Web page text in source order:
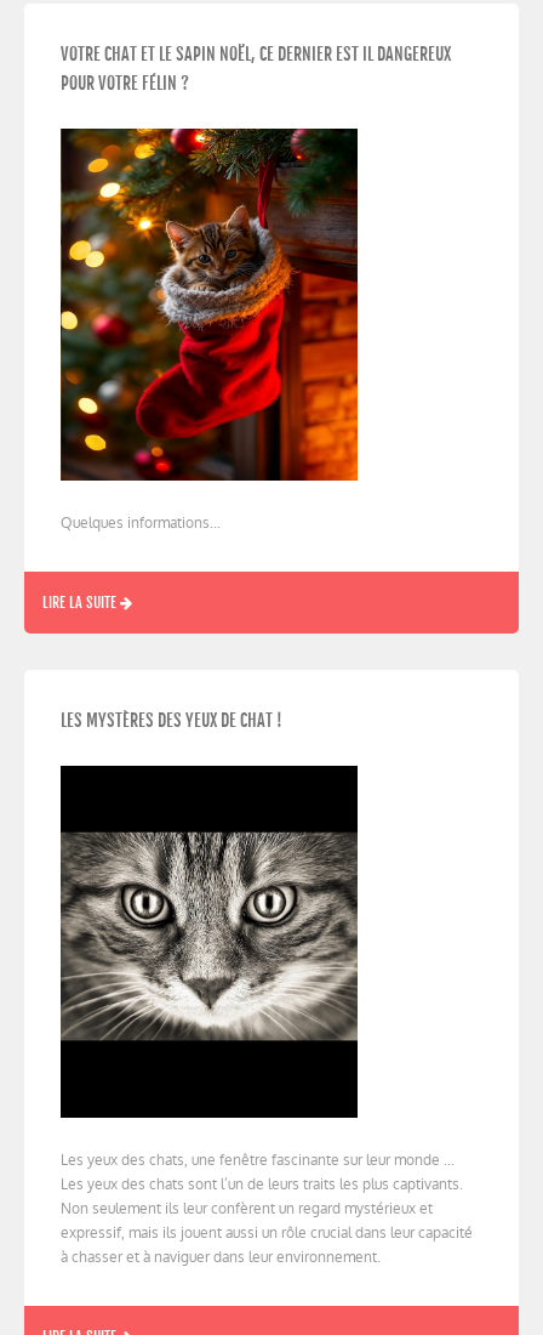
VOTRE CHAT ET LE SAPIN NOËL, CE DERNIER EST IL DANGEREUX
POUR VOTRE FÉLIN ?
Quelques informations...
LIRE LA SUITE
LES MYSTÈRES DES YEUX DE CHAT !
Les yeux des chats, une fenêtre fascinante sur leur monde ...
Les yeux des chats sont l’un de leurs traits les plus captivants.
Non seulement ils leur confèrent un regard mystérieux et
expressif, mais ils jouent aussi un rôle crucial dans leur capacité
à chasser et à naviguer dans leur environnement.